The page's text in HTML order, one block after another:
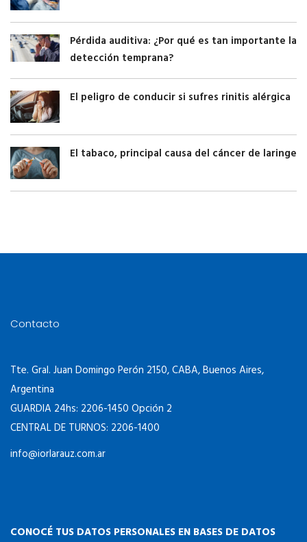
Pérdida auditiva: ¿Por qué es tan importante la
detección temprana?
El peligro de conducir si sufres rinitis alérgica
El tabaco, principal causa del cáncer de laringe
Contacto
Tte. Gral. Juan Domingo Perón 2150, CABA, Buenos Aires,
Argentina
GUARDIA 24hs: 2206-1450 Opción 2
CENTRAL DE TURNOS: 2206-1400
info@iorlarauz.com.ar
CONOCÉ TUS DATOS PERSONALES EN BASES DE DATOS